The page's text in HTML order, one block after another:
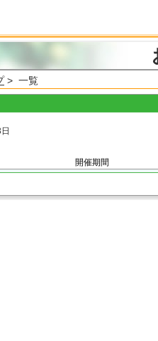
> 一覧
開催期間